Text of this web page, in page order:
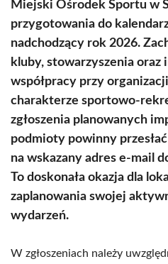
Miejski Ośrodek Sportu w
przygotowania do
nadchodzący rok 2026.
kluby, stowarzyszenia oraz
współpracy przy
charakterze sportowo-
zgłoszenia planowanych
podmioty powinny
na wskazany adres e-mail
To doskonała okazja dla
zaplanowania swojej
wydarzeń.
W zgłoszeniach należy